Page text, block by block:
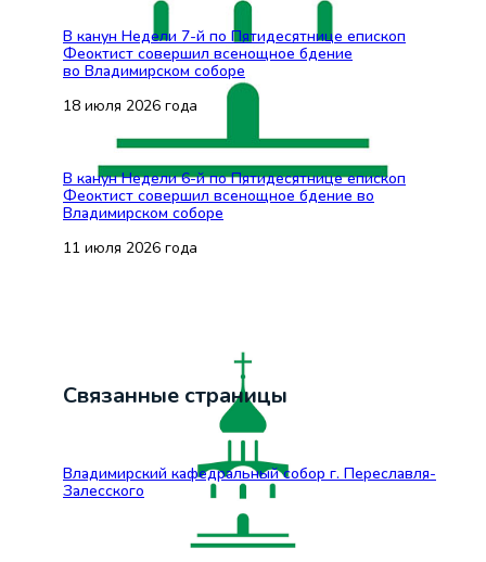
В канун Недели 7-й по Пятидесятнице епископ
Феоктист совершил всенощное бдение
во Владимирском соборе
18 июля 2026 года
В канун Недели 6-й по Пятидесятнице епископ
Феоктист совершил всенощное бдение во
Владимирском соборе
11 июля 2026 года
Связанные страницы
Владимирский кафедральный собор г. Переславля-
Залесского